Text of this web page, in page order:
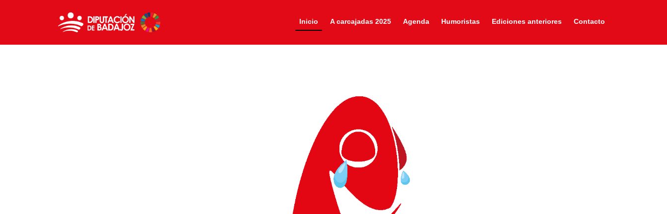
Inicio A carcajadas 2025 Agenda Humoristas Ediciones anteriores Contacto